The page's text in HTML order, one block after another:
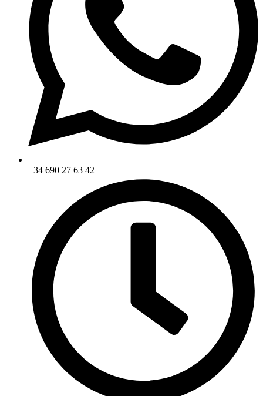
+34 690 27 63 42